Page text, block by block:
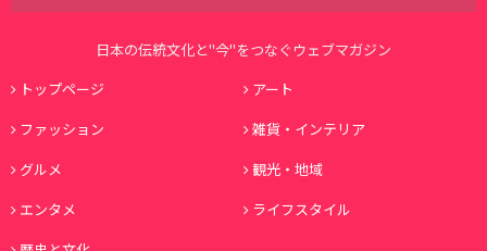
日本の伝統文化と"今"をつなぐウェブマガジン
トップページ
アート
ファッション
雑貨・インテリア
グルメ
観光・地域
エンタメ
ライフスタイル